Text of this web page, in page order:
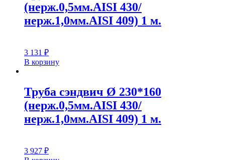
(нерж.0,5мм.AISI 430/
нерж.1,0мм.AISI 409) 1 м.
3 131 ₽
В корзину
Труба сэндвич Ø 230*160
(нерж.0,5мм.AISI 430/
нерж.1,0мм.AISI 409) 1 м.
3 927 ₽